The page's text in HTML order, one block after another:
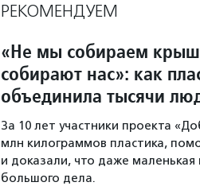
РЕКОМЕНДУЕМ
«Не мы собираем
собирают нас»: как
объединила тысячи
За 10 лет участники проекта
млн килограммов пластика,
и доказали, что даже
большого дела.